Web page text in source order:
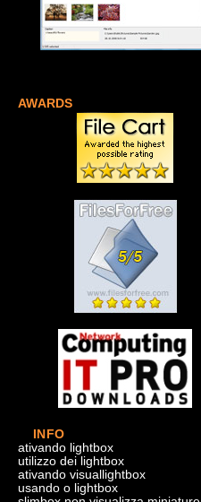
AWARDS
INFO
ativando lightbox
utilizzo dei lightbox
ativando visuallightbox
usando o lightbox